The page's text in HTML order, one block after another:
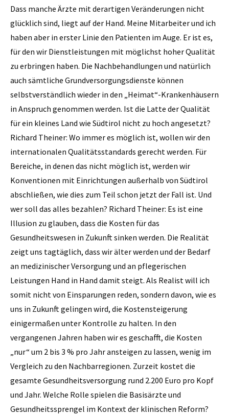
Dass manche Ärzte mit derartigen Veränderungen nicht
glücklich sind, liegt auf der Hand. Meine Mitarbeiter und ich
haben aber in erster Linie den ­Patienten im Auge. Er ist es,
für den wir Dienst­leistungen mit möglichst hoher Qualität
zu erbringen haben. Die Nachbehandlungen und natürlich
auch sämtliche Grundversorgungsdienste können
selbstverständlich wieder in den „Heimat“-Krankenhäusern
in Anspruch genommen werden. Ist die Latte der Qualität
für ein kleines Land wie Südtirol nicht zu hoch angesetzt?
Richard Theiner: Wo immer es möglich ist, wollen wir den
internationalen Qualitätsstandards gerecht werden. Für
Bereiche, in denen das nicht möglich ist, werden wir
Konventionen mit Einrichtungen außerhalb von Südtirol
abschließen, wie dies zum Teil schon jetzt der Fall ist. Und
wer soll das alles bezahlen? Richard Theiner: Es ist eine
Illusion zu glauben, dass die Kosten für das
Gesundheitswesen in Zukunft sinken werden. Die Realität
zeigt uns tagtäglich, dass wir älter werden und der Bedarf
an medizinischer Versorgung und an pflegerischen
Leistungen Hand in Hand damit steigt. Als Realist will ich
somit nicht von Einsparungen reden, sondern davon, wie es
uns in Zukunft gelingen wird, die Kostensteigerung
einigermaßen unter Kontrolle zu halten. In den
vergangenen Jahren haben wir es geschafft, die Kosten
„nur“ um 2 bis 3 % pro Jahr ansteigen zu lassen, wenig im
Vergleich zu den Nachbarregionen. Zurzeit kostet die
gesamte Gesundheitsversorgung rund 2.200 Euro pro Kopf
und Jahr. Welche Rolle spielen die Basisärzte und
Gesundheitssprengel im Kontext der ­klinischen Reform?